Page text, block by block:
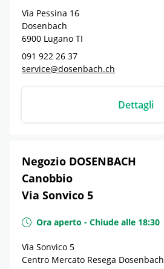
Via Pessina 16
Dosenbach
6900 Lugano TI
091 922 26 37
service@dosenbach.ch
Dettagli
Negozio DOSENBACH
Canobbio
Via Sonvico 5
Ora aperto - Chiude alle 18:30
Via Sonvico 5
Centro Mercato Resega Dosenbach